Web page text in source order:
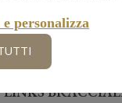
LINKS
personalizza